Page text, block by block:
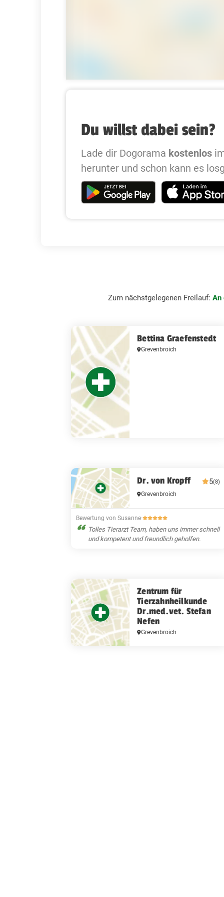
Du willst dabei sein?
Lade dir Dogorama kostenlos
herunter und schon kann es
Zum nächstgelegenen Freilauf: An
Bettina Graefenstedt
Grevenbroich
Dr. von Kropff 5(8)
Grevenbroich
Bewertung von Susanne·
Tolles Tierarzt Team, haben uns immer schnell
und kompetent und freundlich geholfen.
Zentrum für
Tierzahnheilkunde
Dr.med.vet. Stefan
Nefen
Grevenbroich